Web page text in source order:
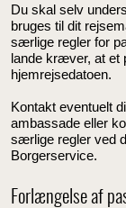
Du skal selv
bruges til dit
særlige regler for
lande kræver, at et
hjemrejsedatoen.
Kontakt eventuelt
ambassade eller
særlige regler ved
Borgerservice.
Forlængelse af